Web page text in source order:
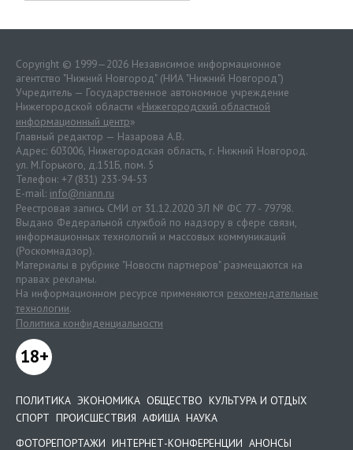
Copyright © 1999—2026 Независимое информационное
агентство "Нижний Новгород" (НИА "Нижний Новгород")
Учредитель — Государственное автономное учреждение
Нижегородской области «Нижегородский областной
информационный центр»
Главный редактор — Назарова А.В.
Адрес: 603006, Нижегородская область, г. Нижний Новгород.
ул. М.Горького, д.151Б, пом. 5
Телефон: +7 (831) 233-94-53
E-mail: info@niann.ru
Реестровая запись СМИ от 31.12.2020 ЭЛ № ФС 77 - 79798.
Выдано Федеральной службой по надзору в сфере связи,
информационных технологий и массовых коммуникаций
(Роскомнадзор).
Материалы в рубрике "Новости партнеров" размещаются на
правах рекламы.
На информационном ресурсе применяются рекомендательные
технологии.
Политика конфиденциальности
18+
ПОЛИТИКА ЭКОНОМИКА ОБЩЕСТВО КУЛЬТУРА И ОТДЫХ
СПОРТ ПРОИСШЕСТВИЯ АФИША НАУКА
ФОТОРЕПОРТАЖИ ИНТЕРНЕТ-КОНФЕРЕНЦИИ АНОНСЫ